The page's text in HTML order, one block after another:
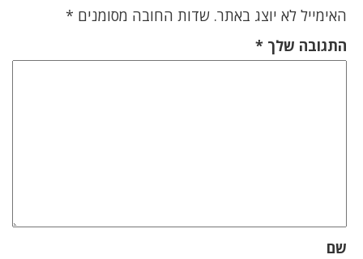
האימייל לא יוצג באתר. שדות החובה מסומנים *
התגובה שלך *
שם